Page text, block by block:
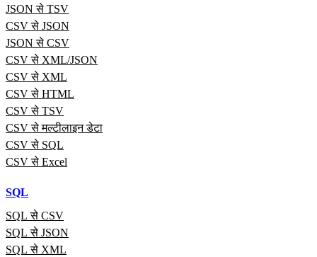
JSON से TSV
CSV से JSON
JSON से CSV
CSV से XML/JSON
CSV से XML
CSV से HTML
CSV से TSV
CSV से मल्टीलाइन डेटा
CSV से SQL
CSV से Excel
SQL
SQL से CSV
SQL से JSON
SQL से XML